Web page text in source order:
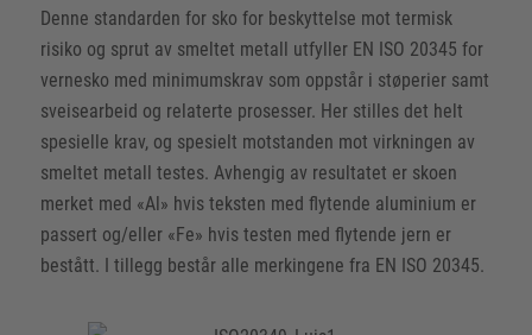
Denne standarden for sko for beskyttelse mot termisk
risiko og sprut av smeltet metall utfyller EN ISO 20345 for
vernesko med minimumskrav som oppstår i støperier samt
sveisearbeid og relaterte prosesser. Her stilles det helt
spesielle krav, og spesielt motstanden mot virkningen av
smeltet metall testes. Avhengig av resultatet er skoen
merket med «Al» hvis teksten med flytende aluminium er
passert og/eller «Fe» hvis testen med flytende jern er
bestått. I tillegg består alle merkingene fra EN ISO 20345.